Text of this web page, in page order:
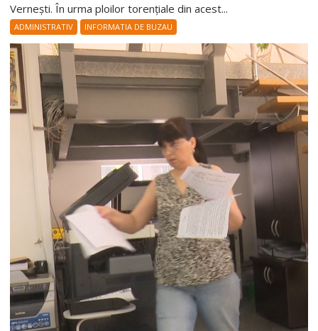
Vernești. În urma ploilor torențiale din acest...
ADMINISTRATIV INFORMATIA DE BUZAU